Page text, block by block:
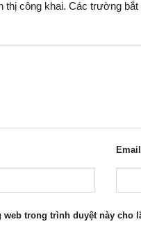
thị công khai. Các trường bắt
Email
web trong trình duyệt này cho